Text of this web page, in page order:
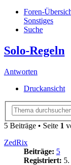
Foren-
Sonstiges
Suche
Solo-Regeln
Antworten
Druckansicht
5 Beiträge • Seite 1
ZedRix
Beiträge: 5
Registriert: